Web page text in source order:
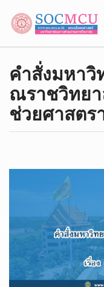
คำสั่งมหาวิ
ณราชวิทยา
ช่วยศาสตร